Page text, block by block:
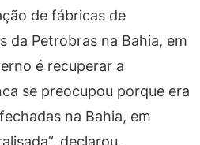
de fábricas de
da Petrobras na Bahia, em
é recuperar a
se preocupou porque era
na Bahia, em
declarou.